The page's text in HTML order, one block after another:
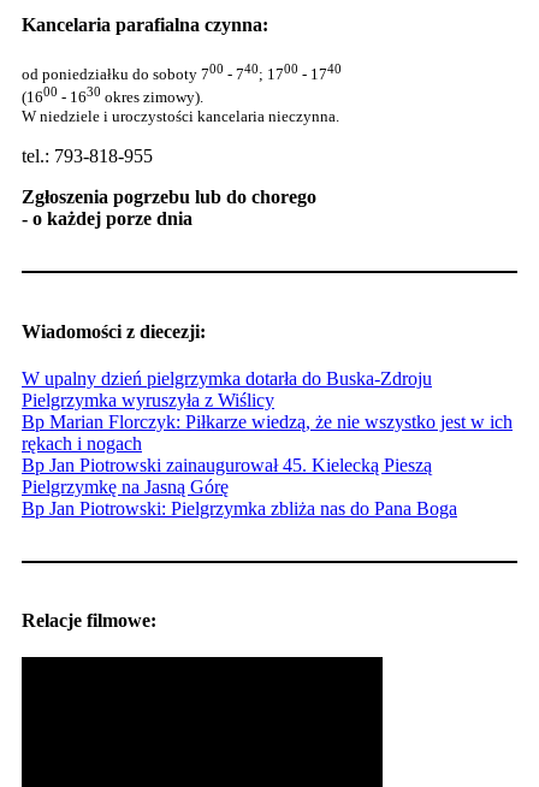
Kancelaria parafialna czynna:
od poniedziałku do soboty 700 - 740; 1700 - 1740
(1600 - 1630 okres zimowy).
W niedziele i uroczystości kancelaria nieczynna.
tel.: 793-818-955
Zgłoszenia pogrzebu lub do chorego
- o każdej porze dnia
Wiadomości z diecezji:
W upalny dzień pielgrzymka dotarła do Buska-Zdroju
Pielgrzymka wyruszyła z Wiślicy
Bp Marian Florczyk: Piłkarze wiedzą, że nie wszystko jest w ich
rękach i nogach
Bp Jan Piotrowski zainaugurował 45. Kielecką Pieszą
Pielgrzymkę na Jasną Górę
Bp Jan Piotrowski: Pielgrzymka zbliża nas do Pana Boga
Relacje filmowe: